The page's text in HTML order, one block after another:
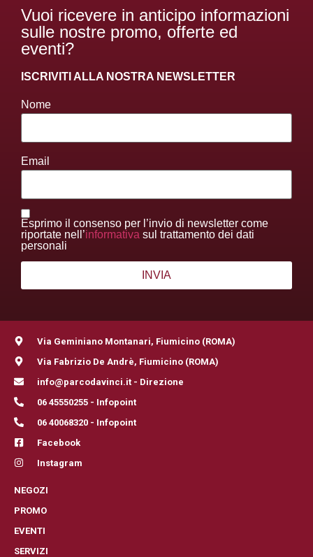
Vuoi ricevere in anticipo informazioni
sulle nostre promo, offerte ed
eventi?
ISCRIVITI ALLA NOSTRA NEWSLETTER
Nome
Email
Esprimo il consenso per l’invio di newsletter come
riportate nell’informativa sul trattamento dei dati
personali
Via Geminiano Montanari, Fiumicino (ROMA)
Via Fabrizio De Andrè, Fiumicino (ROMA)
info@parcodavinci.it - Direzione
06 45550255 - Infopoint
06 40068320 - Infopoint
Facebook
Instagram
NEGOZI
PROMO
EVENTI
SERVIZI